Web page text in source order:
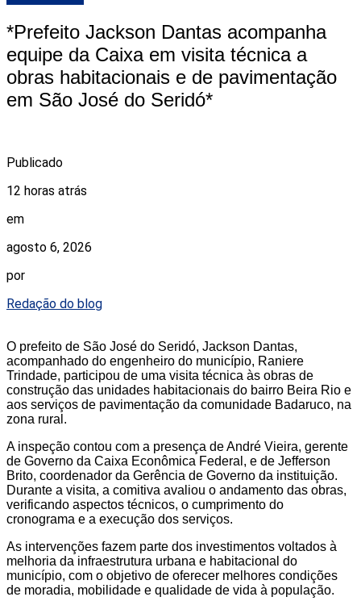
*Prefeito Jackson Dantas acompanha
equipe da Caixa em visita técnica a
obras habitacionais e de pavimentação
em São José do Seridó*
Publicado
12 horas atrás
em
agosto 6, 2026
por
Redação do blog
O prefeito de São José do Seridó, Jackson Dantas,
acompanhado do engenheiro do município, Raniere
Trindade, participou de uma visita técnica às obras de
construção das unidades habitacionais do bairro Beira Rio e
aos serviços de pavimentação da comunidade Badaruco, na
zona rural.
A inspeção contou com a presença de André Vieira, gerente
de Governo da Caixa Econômica Federal, e de Jefferson
Brito, coordenador da Gerência de Governo da instituição.
Durante a visita, a comitiva avaliou o andamento das obras,
verificando aspectos técnicos, o cumprimento do
cronograma e a execução dos serviços.
As intervenções fazem parte dos investimentos voltados à
melhoria da infraestrutura urbana e habitacional do
município, com o objetivo de oferecer melhores condições
de moradia, mobilidade e qualidade de vida à população.